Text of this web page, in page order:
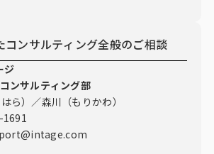
コンサルティング全般のご相談
ジ
ンサルティング部
ら）／森川（もりかわ）